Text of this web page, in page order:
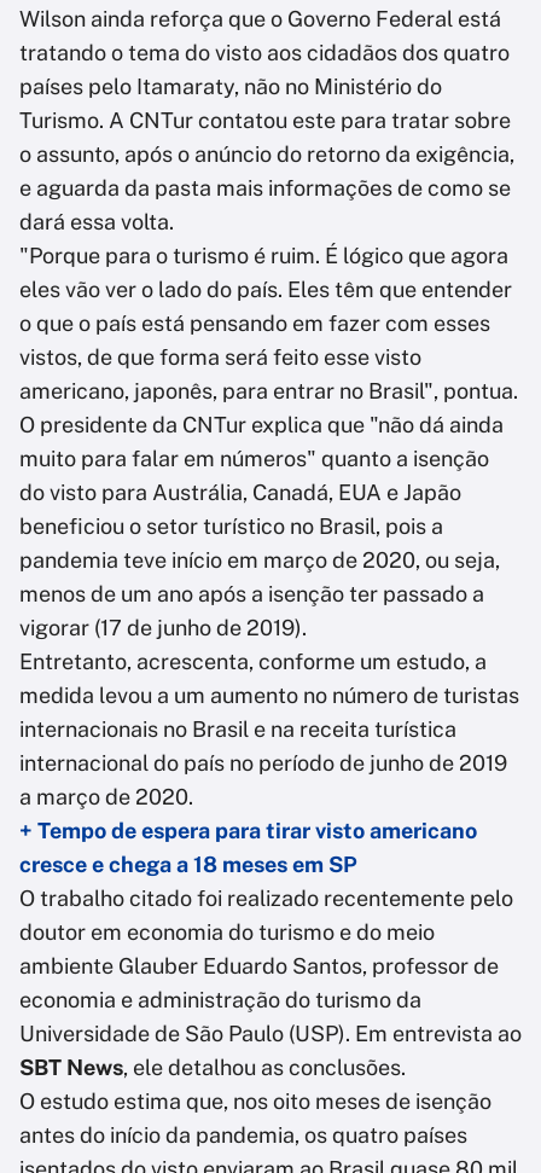
Wilson ainda reforça que o Governo Federal está
tratando o tema do visto aos cidadãos dos quatro
países pelo Itamaraty, não no Ministério do
Turismo. A CNTur contatou este para tratar sobre
o assunto, após o anúncio do retorno da exigência,
e aguarda da pasta mais informações de como se
dará essa volta.
"Porque para o turismo é ruim. É lógico que agora
eles vão ver o lado do país. Eles têm que entender
o que o país está pensando em fazer com esses
vistos, de que forma será feito esse visto
americano, japonês, para entrar no Brasil", pontua.
O presidente da CNTur explica que "não dá ainda
muito para falar em números" quanto a isenção
do visto para Austrália, Canadá, EUA e Japão
beneficiou o setor turístico no Brasil, pois a
pandemia teve início em março de 2020, ou seja,
menos de um ano após a isenção ter passado a
vigorar (17 de junho de 2019).
Entretanto, acrescenta, conforme um estudo, a
medida levou a um aumento no número de turistas
internacionais no Brasil e na receita turística
internacional do país no período de junho de 2019
a março de 2020.
+ Tempo de espera para tirar visto americano
cresce e chega a 18 meses em SP
O trabalho citado foi realizado recentemente pelo
doutor em economia do turismo e do meio
ambiente Glauber Eduardo Santos, professor de
economia e administração do turismo da
Universidade de São Paulo (USP). Em entrevista ao
SBT News, ele detalhou as conclusões.
O estudo estima que, nos oito meses de isenção
antes do início da pandemia, os quatro países